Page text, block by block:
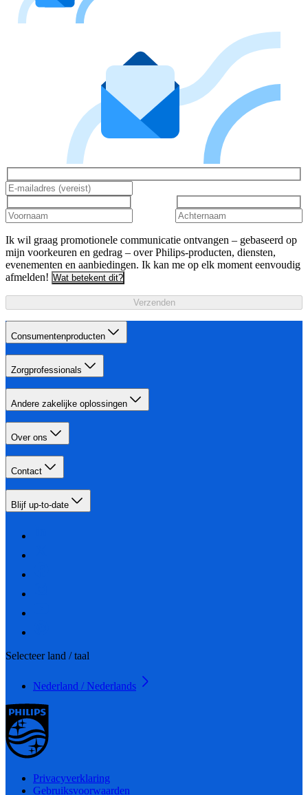
Ik wil graag promotionele communicatie ontvangen – gebaseerd op
mijn voorkeuren en gedrag – over Philips-producten, diensten,
evenementen en aanbiedingen. Ik kan me op elk moment eenvoudig
afmelden! Wat betekent dit?
Verzenden
Consumentenproducten
Zorgprofessionals
Andere zakelijke oplossingen
Over ons
Contact
Blijf up-to-date
Selecteer land / taal
Nederland / Nederlands
Privacyverklaring
Gebruiksvoorwaarden